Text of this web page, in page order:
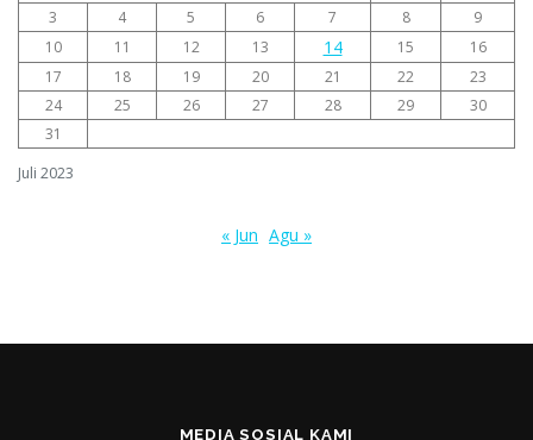
Juli 2023
3
4 5 6 7 8
9
10
11 12 13 14 15
16
17
18 19 20 21 22
23
24
25 26 27 28 29
30
31
« Jun Agu »
MEDIA SOSIAL KAMI